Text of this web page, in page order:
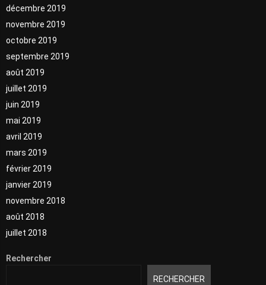
décembre 2019
novembre 2019
octobre 2019
septembre 2019
août 2019
juillet 2019
juin 2019
mai 2019
avril 2019
mars 2019
février 2019
janvier 2019
novembre 2018
août 2018
juillet 2018
Rechercher
RECHERCHER